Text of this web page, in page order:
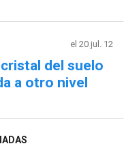
el 20 jul. 12
del suelo
a otro nivel